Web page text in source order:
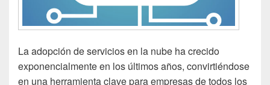
La adopción de servicios en la nube ha crecido
exponencialmente en los últimos años, convirtiéndose
en una herramienta clave para empresas de todos los